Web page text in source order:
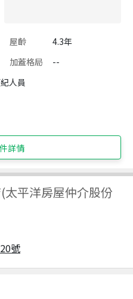
屋齡
4.3年
加蓋格局
--
人員
詳情
太平洋房屋仲介股份
號